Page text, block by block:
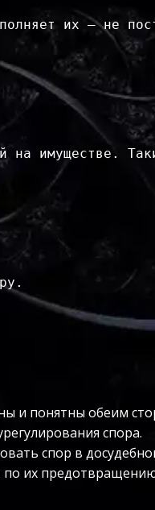
их — не
на имуществе.
и понятны обеим
спора.
спор в
по их